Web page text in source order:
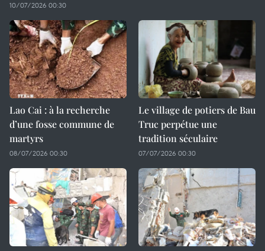
10/07/2026 00:30
Lao Cai : à la recherche
d’une fosse commune de
martyrs
08/07/2026 00:30
Le village de potiers de Bau
Truc perpétue une
tradition séculaire
07/07/2026 00:30